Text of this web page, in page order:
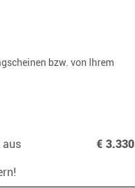
bzw. von Ihrem
€ 3.330
aus